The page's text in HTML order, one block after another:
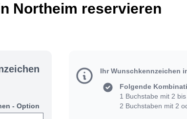
Northeim reservieren
- Option
Ihr Wunschkennzeichen
Folgende
1 Buchstabe mit 2
2 Buchstaben mit 2